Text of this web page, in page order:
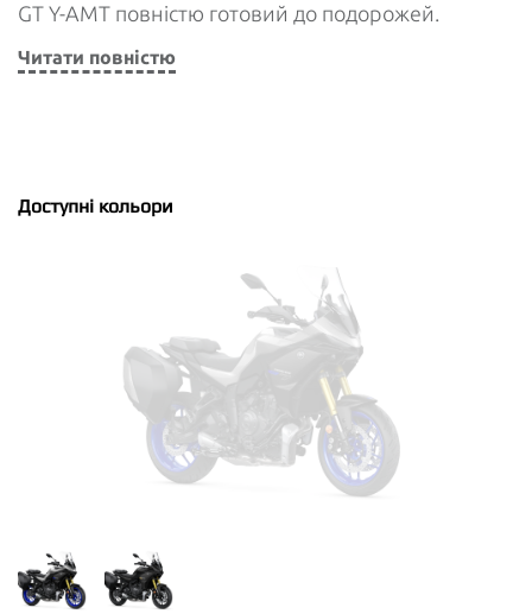
GT Y-AMT повністю готовий до подорожей.
Читати повністю
Доступні кольори